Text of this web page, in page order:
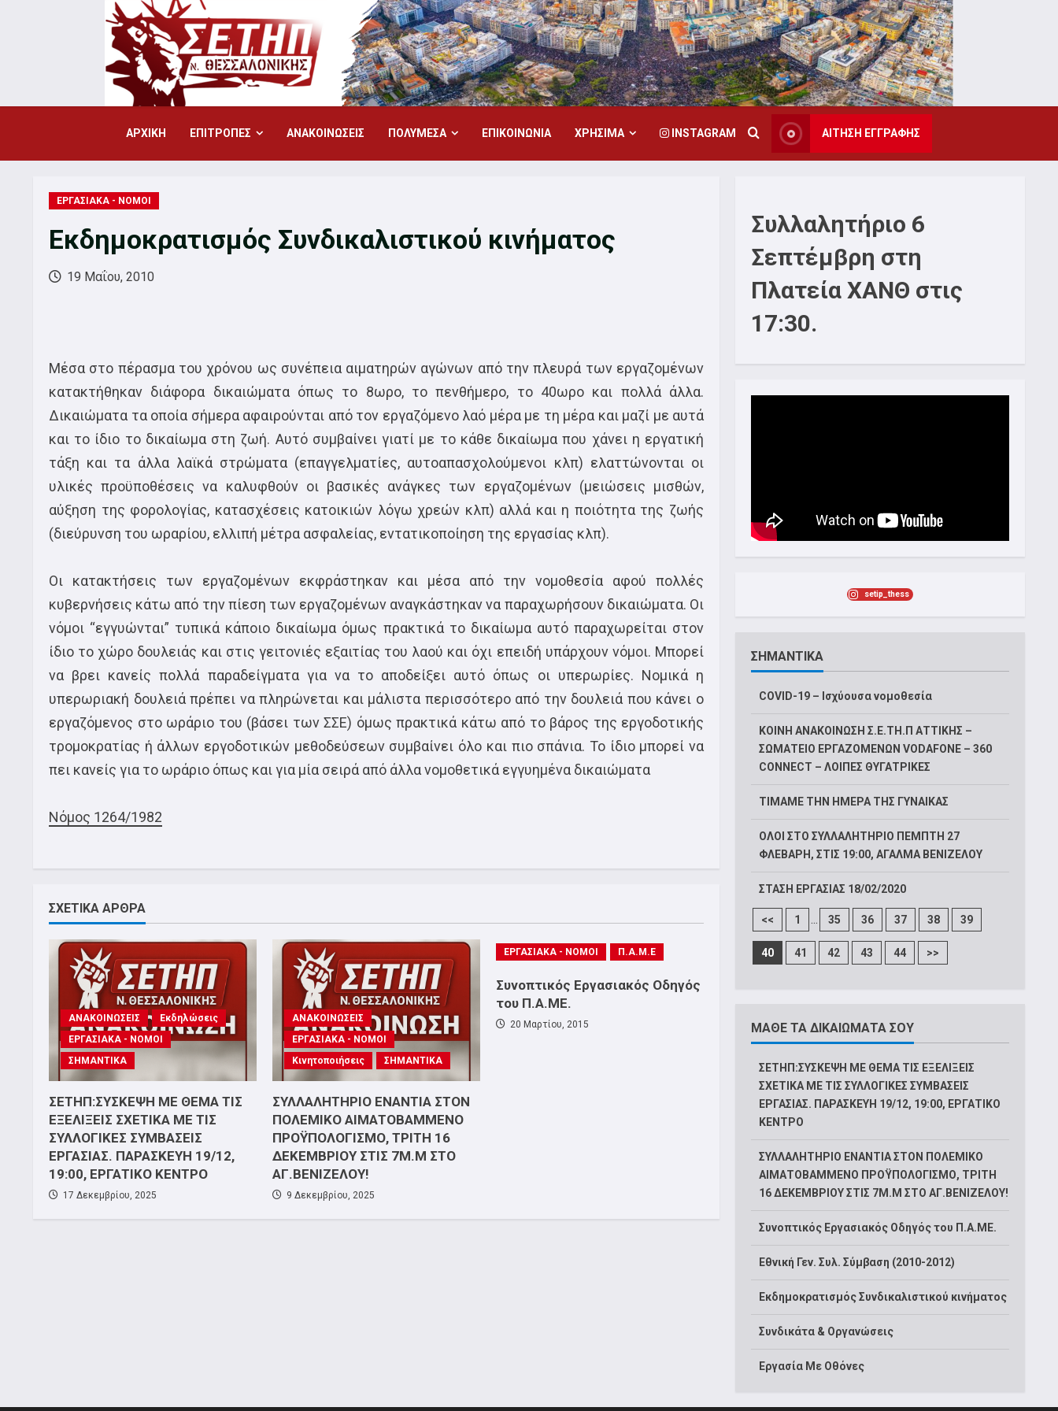
ΑΡΧΙΚΗ ΕΠΙΤΡΟΠΕΣ ΑΝΑΚΟΙΝΩΣΕΙΣ ΠΟΛΥΜΕΣΑ ΕΠΙΚΟΙΝΩΝΙΑ ΧΡΗΣΙΜΑ INSTAGRAM ΑΙΤΗΣΗ ΕΓΓΡΑΦΗΣ
ΕΡΓΑΣΙΑΚΑ - ΝΟΜΟΙ
Εκδημοκρατισμός Συνδικαλιστικού κινήματος
19 Μαΐου, 2010
Μέσα στο πέρασμα του χρόνου ως συνέπεια αιματηρών αγώνων από την πλευρά των εργαζομένων
κατακτήθηκαν διάφορα δικαιώματα όπως το 8ωρο, το πενθήμερο, το 40ωρο και πολλά άλλα.
Δικαιώματα τα οποία σήμερα αφαιρούνται από τον εργαζόμενο λαό μέρα με τη μέρα και μαζί με αυτά
και το ίδιο το δικαίωμα στη ζωή. Αυτό συμβαίνει γιατί με το κάθε δικαίωμα που χάνει η εργατική
τάξη και τα άλλα λαϊκά στρώματα (επαγγελματίες, αυτοαπασχολούμενοι κλπ) ελαττώνονται οι
υλικές προϋποθέσεις να καλυφθούν οι βασικές ανάγκες των εργαζομένων (μειώσεις μισθών,
αύξηση της φορολογίας, κατασχέσεις κατοικιών λόγω χρεών κλπ) αλλά και η ποιότητα της ζωής
(διεύρυνση του ωραρίου, ελλιπή μέτρα ασφαλείας, εντατικοποίηση της εργασίας κλπ).
Οι κατακτήσεις των εργαζομένων εκφράστηκαν και μέσα από την νομοθεσία αφού πολλές
κυβερνήσεις κάτω από την πίεση των εργαζομένων αναγκάστηκαν να παραχωρήσουν δικαιώματα. Οι
νόμοι “εγγυώνται” τυπικά κάποιο δικαίωμα όμως πρακτικά το δικαίωμα αυτό παραχωρείται στον
ίδιο το χώρο δουλειάς και στις γειτονιές εξαιτίας του λαού και όχι επειδή υπάρχουν νόμοι. Μπορεί
να βρει κανείς πολλά παραδείγματα για να το αποδείξει αυτό όπως οι υπερωρίες. Νομικά η
υπερωριακή δουλειά πρέπει να πληρώνεται και μάλιστα περισσότερο από την δουλειά που κάνει ο
εργαζόμενος στο ωράριο του (βάσει των ΣΣΕ) όμως πρακτικά κάτω από το βάρος της εργοδοτικής
τρομοκρατίας ή άλλων εργοδοτικών μεθοδεύσεων συμβαίνει όλο και πιο σπάνια. Το ίδιο μπορεί να
πει κανείς για το ωράριο όπως και για μία σειρά από άλλα νομοθετικά εγγυημένα δικαιώματα
Νόμος 1264/1982
ΣΧΕΤΙΚΑ ΑΡΘΡΑ
ΑΝΑΚΟΙΝΩΣΕΙΣ
Εκδηλώσεις
ΕΡΓΑΣΙΑΚΑ - ΝΟΜΟΙ
ΣΗΜΑΝΤΙΚΑ
ΣΕΤΗΠ:ΣΥΣΚΕΨΗ ΜΕ ΘΕΜΑ ΤΙΣ
ΕΞΕΛΙΞΕΙΣ ΣΧΕΤΙΚΑ ΜΕ ΤΙΣ
ΣΥΛΛΟΓΙΚΕΣ ΣΥΜΒΑΣΕΙΣ
ΕΡΓΑΣΙΑΣ. ΠΑΡΑΣΚΕΥΗ 19/12,
19:00, ΕΡΓΑΤΙΚΟ ΚΕΝΤΡΟ
17 Δεκεμβρίου, 2025
ΑΝΑΚΟΙΝΩΣΕΙΣ
ΕΡΓΑΣΙΑΚΑ - ΝΟΜΟΙ
Κινητοποιήσεις
ΣΗΜΑΝΤΙΚΑ
ΣΥΛΛΑΛΗΤΗΡΙΟ ΕΝΑΝΤΙΑ ΣΤΟΝ
ΠΟΛΕΜΙΚΟ ΑΙΜΑΤΟΒΑΜΜΕΝΟ
ΠΡΟΫΠΟΛΟΓΙΣΜΟ, ΤΡΙΤΗ 16
ΔΕΚΕΜΒΡΙΟΥ ΣΤΙΣ 7Μ.Μ ΣΤΟ
ΑΓ.ΒΕΝΙΖΕΛΟΥ!
9 Δεκεμβρίου, 2025
ΕΡΓΑΣΙΑΚΑ - ΝΟΜΟΙ Π.Α.Μ.Ε
Συνοπτικός Εργασιακός Οδηγός
του Π.Α.ΜΕ.
20 Μαρτίου, 2015
Συλλαλητήριο 6
Σεπτέμβρη στη
Πλατεία ΧΑΝΘ στις
17:30.
setip_thess
ΣΗΜΑΝΤΙΚΑ
COVID-19 – Ισχύουσα νομοθεσία
ΚΟΙΝΗ ΑΝΑΚΟΙΝΩΣΗ Σ.Ε.ΤΗ.Π ΑΤΤΙΚΗΣ –
ΣΩΜΑΤΕΙΟ ΕΡΓΑΖΟΜΕΝΩΝ VODAFONE – 360
CONNECT – ΛΟΙΠΕΣ ΘΥΓΑΤΡΙΚΕΣ
ΤΙΜΑΜΕ ΤΗΝ ΗΜΕΡΑ ΤΗΣ ΓΥΝΑΙΚΑΣ
ΟΛΟΙ ΣΤΟ ΣΥΛΛΑΛΗΤΗΡΙΟ ΠΕΜΠΤΗ 27
ΦΛΕΒΑΡΗ, ΣΤΙΣ 19:00, ΑΓΑΛΜΑ ΒΕΝΙΖΕΛΟΥ
ΣΤΑΣΗ ΕΡΓΑΣΙΑΣ 18/02/2020
<< 1 35 36 37 38 39
40 41 42 43 44 >>
ΜΑΘΕ ΤΑ ΔΙΚΑΙΩΜΑΤΑ ΣΟΥ
ΣΕΤΗΠ:ΣΥΣΚΕΨΗ ΜΕ ΘΕΜΑ ΤΙΣ ΕΞΕΛΙΞΕΙΣ
ΣΧΕΤΙΚΑ ΜΕ ΤΙΣ ΣΥΛΛΟΓΙΚΕΣ ΣΥΜΒΑΣΕΙΣ
ΕΡΓΑΣΙΑΣ. ΠΑΡΑΣΚΕΥΗ 19/12, 19:00, ΕΡΓΑΤΙΚΟ
ΚΕΝΤΡΟ
ΣΥΛΛΑΛΗΤΗΡΙΟ ΕΝΑΝΤΙΑ ΣΤΟΝ ΠΟΛΕΜΙΚΟ
ΑΙΜΑΤΟΒΑΜΜΕΝΟ ΠΡΟΫΠΟΛΟΓΙΣΜΟ, ΤΡΙΤΗ
16 ΔΕΚΕΜΒΡΙΟΥ ΣΤΙΣ 7Μ.Μ ΣΤΟ ΑΓ.ΒΕΝΙΖΕΛΟΥ!
Συνοπτικός Εργασιακός Οδηγός του Π.Α.ΜΕ.
Εθνική Γεν. Συλ. Σύμβαση (2010-2012)
Εκδημοκρατισμός Συνδικαλιστικού κινήματος
Συνδικάτα & Οργανώσεις
Εργασία Με Οθόνες